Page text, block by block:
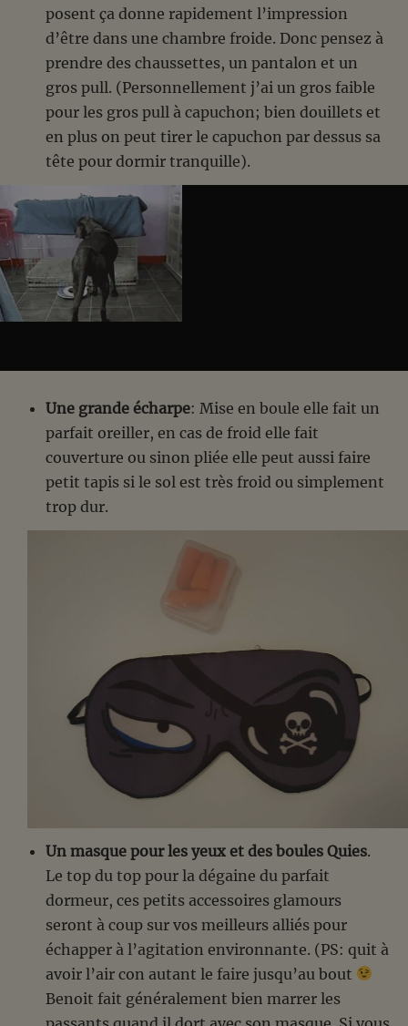
posent ça donne rapidement l’impression
d’être dans une chambre froide. Donc pensez à
prendre des chaussettes, un pantalon et un
gros pull. (Personnellement j’ai un gros faible
pour les gros pull à capuchon; bien douillets et
en plus on peut tirer le capuchon par dessus sa
tête pour dormir tranquille).
Une grande écharpe: Mise en boule elle fait un
parfait oreiller, en cas de froid elle fait
couverture ou sinon pliée elle peut aussi faire
petit tapis si le sol est très froid ou simplement
trop dur.
Un masque pour les yeux et des boules Quies.
Le top du top pour la dégaine du parfait
dormeur, ces petits accessoires glamours
seront à coup sur vos meilleurs alliés pour
échapper à l’agitation environnante. (PS: quit à
avoir l’air con autant le faire jusqu’au bout
Benoit fait généralement bien marrer les